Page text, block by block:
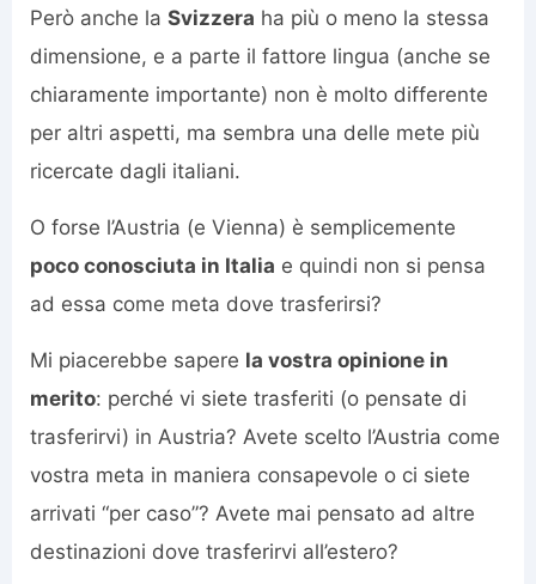
Però anche la Svizzera ha più o meno la stessa
dimensione, e a parte il fattore lingua (anche se
chiaramente importante) non è molto differente
per altri aspetti, ma sembra una delle mete più
ricercate dagli italiani.
O forse l’Austria (e Vienna) è semplicemente
poco conosciuta in Italia e quindi non si pensa
ad essa come meta dove trasferirsi?
Mi piacerebbe sapere la vostra opinione in
merito: perché vi siete trasferiti (o pensate di
trasferirvi) in Austria? Avete scelto l’Austria come
vostra meta in maniera consapevole o ci siete
arrivati “per caso”? Avete mai pensato ad altre
destinazioni dove trasferirvi all’estero?